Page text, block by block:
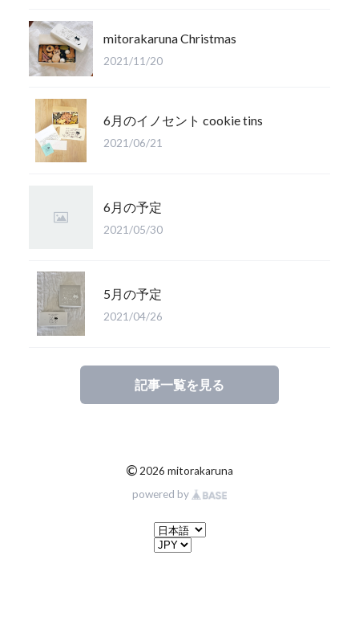
mitorakaruna Christmas
2021/11/20
6月のイノセント cookie tins
2021/06/21
6月の予定
2021/05/30
5月の予定
2021/04/26
記事一覧を見る
© 2026 mitorakaruna
powered by